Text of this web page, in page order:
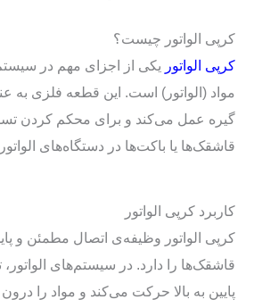
کرپی الواتور چیست؟
کرپی الواتور یکی از اجزای مهم در
مواد (الواتور) است. این قطعه فلزی به
گیره عمل می‌کند و برای محکم کردن
قاشقک‌ها یا باکت‌ها در دستگاه‌های
کاربرد کرپی الواتور
کرپی الواتور وظیفه‌ی اتصال مطمئن و
قاشقک‌ها را دارد. در سیستم‌های الواتور،
پایین به بالا حرکت می‌کند و مواد را